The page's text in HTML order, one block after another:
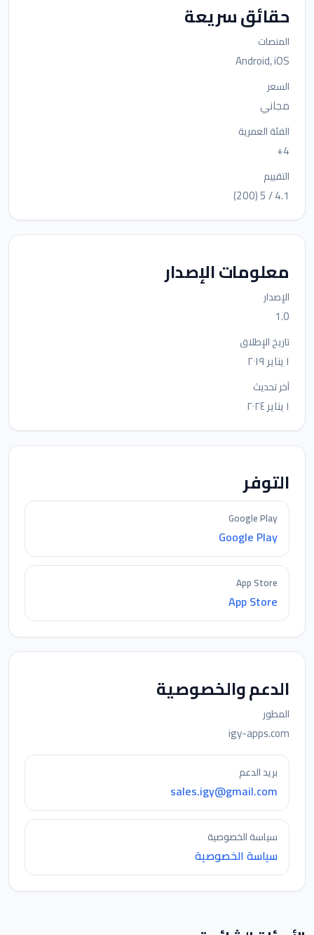
حقائق سريعة
المنصات
Android, iOS
السعر
مجاني
الفئة العمرية
4+
التقييم
4.1 / 5 (200)
معلومات الإصدار
الإصدار
1.0
تاريخ الإطلاق
١ يناير ٢٠١٩
آخر تحديث
١ يناير ٢٠٢٤
التوفر
Google Play
Google Play
App Store
App Store
الدعم والخصوصية
المطور
igy-apps.com
بريد الدعم
sales.igy@gmail.com
سياسة الخصوصية
سياسة الخصوصية